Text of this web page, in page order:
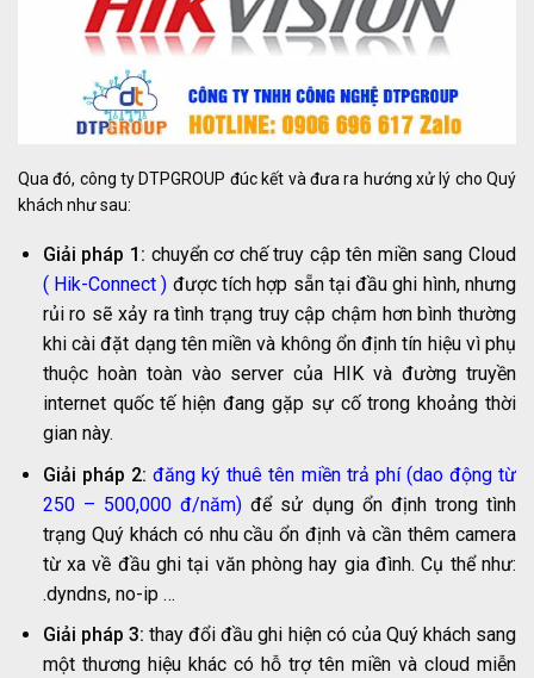
Qua đó, công ty DTPGROUP đúc kết và đưa ra hướng xử lý cho Quý
khách như sau:
Giải pháp 1: chuyển cơ chế truy cập tên miền sang Cloud
( Hik-Connect ) được tích hợp sẵn tại đầu ghi hình, nhưng
rủi ro sẽ xảy ra tình trạng truy cập chậm hơn bình thường
khi cài đặt dạng tên miền và không ổn định tín hiệu vì phụ
thuộc hoàn toàn vào server của HIK và đường truyền
internet quốc tế hiện đang gặp sự cố trong khoảng thời
gian này.
Giải pháp 2: đăng ký thuê tên miền trả phí (dao động từ
250 – 500,000 đ/năm) để sử dụng ổn định trong tình
trạng Quý khách có nhu cầu ổn định và cần thêm camera
từ xa về đầu ghi tại văn phòng hay gia đình. Cụ thể như:
.dyndns, no-ip …
Giải pháp 3: thay đổi đầu ghi hiện có của Quý khách sang
một thương hiệu khác có hỗ trợ tên miền và cloud miễn